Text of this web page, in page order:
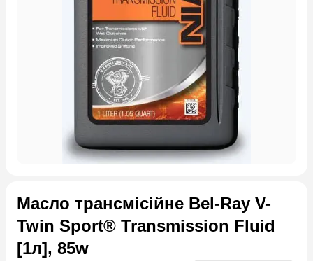
Масло трансмісійне Bel-Ray V-
Twin Sport® Transmission Fluid
[1л], 85w